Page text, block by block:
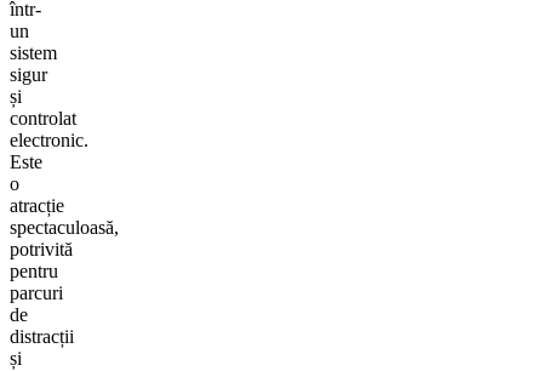
într-
un
sistem
sigur
și
controlat
electronic.
Este
o
atracție
spectaculoasă,
potrivită
pentru
parcuri
de
distracții
și